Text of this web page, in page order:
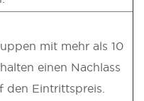
mit mehr als 10
einen Nachlass
den Eintrittspreis.